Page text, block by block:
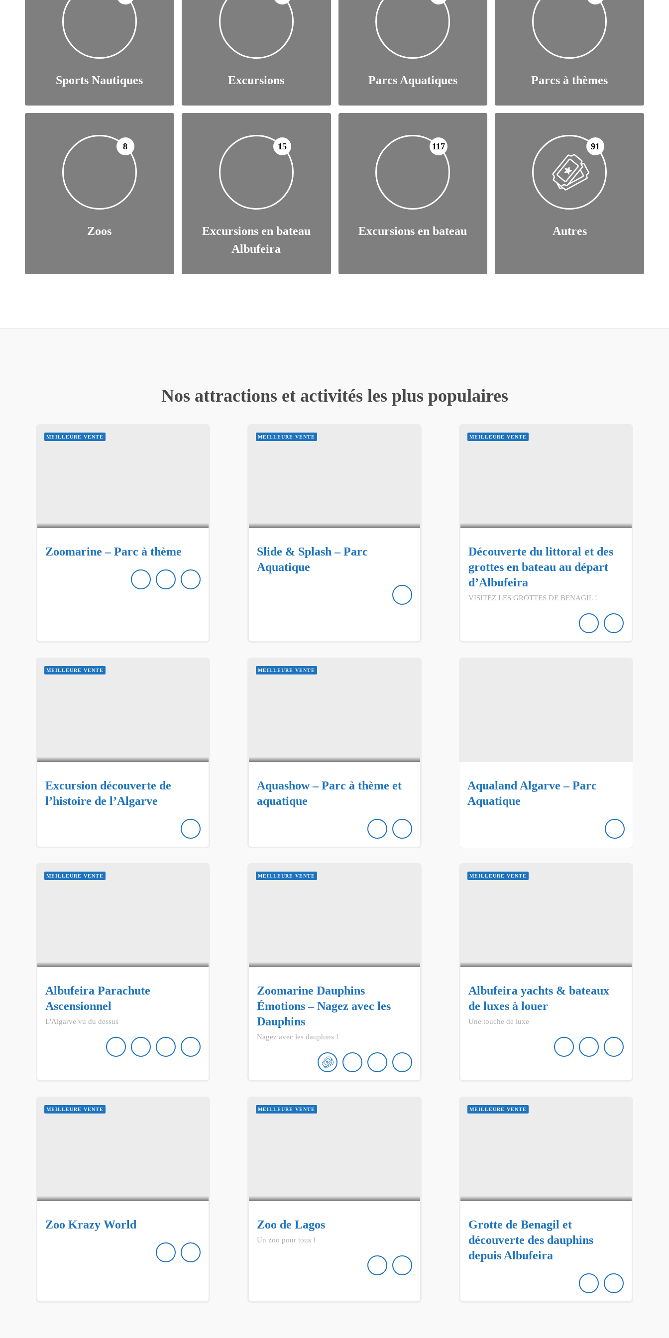
Sports Nautiques Excursions Parcs Aquatiques Parcs à thèmes
8
Zoos
15
Excursions en bateau
Albufeira
117
Excursions en bateau
91
Autres
Nos attractions et activités les plus populaires
MEILLEURE VENTE
Zoomarine – Parc à thème
MEILLEURE VENTE
Slide & Splash – Parc
Aquatique
MEILLEURE VENTE
Découverte du littoral et des
grottes en bateau au départ
d’Albufeira
VISITEZ LES GROTTES DE BENAGIL !
MEILLEURE VENTE
Excursion découverte de
l’histoire de l’Algarve
MEILLEURE VENTE
Aquashow – Parc à thème et
aquatique
Aqualand Algarve – Parc
Aquatique
MEILLEURE VENTE
Albufeira Parachute
Ascensionnel
L'Algarve vu du dessus
MEILLEURE VENTE
Zoomarine Dauphins
Émotions – Nagez avec les
Dauphins
Nagez avec les dauphins !
MEILLEURE VENTE
Albufeira yachts & bateaux
de luxes à louer
Une touche de luxe
MEILLEURE VENTE
Zoo Krazy World
MEILLEURE VENTE
Zoo de Lagos
Un zoo pour tous !
MEILLEURE VENTE
Grotte de Benagil et
découverte des dauphins
depuis Albufeira